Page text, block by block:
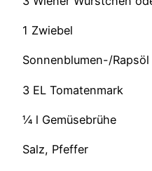
1 Zwiebel
Sonnenblumen-/Rapsöl
3 EL Tomatenmark
¼ l Gemüsebrühe
Salz, Pfeffer